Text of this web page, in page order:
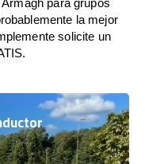
para grupos
la mejor
solicite un